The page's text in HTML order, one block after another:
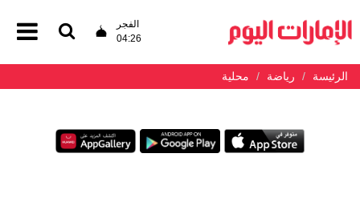
الفجر
04:26
الرئيسة رياضة محلية